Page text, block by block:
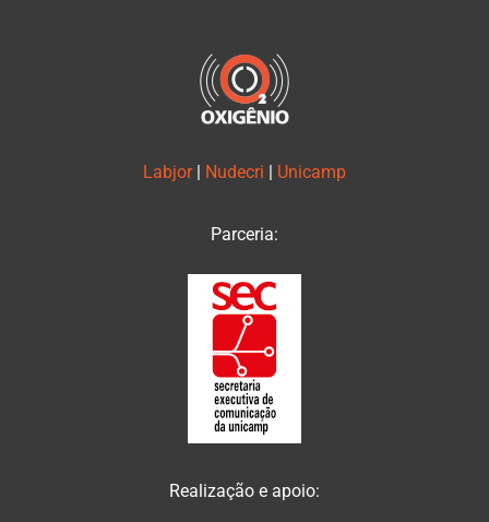
Labjor Nudecri Unicamp
Parceria:
Realização e apoio: